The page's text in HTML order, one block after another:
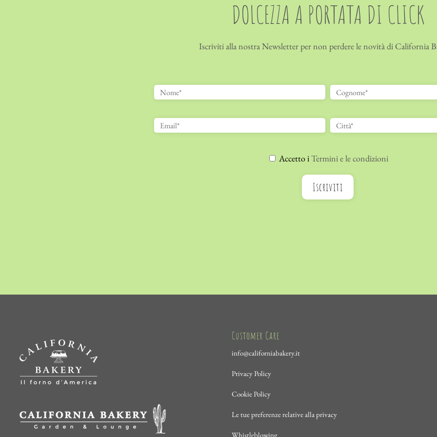
DOLCEZZA A PORTATA DI CLICK
Iscriviti alla nostra Newsletter per non perdere le novità di California
Accetto iTermini e le condizioni
Iscriviti
Customer Care
info@californiabakery.it
Privacy Policy
Cookie Policy
Le tue preferenze relative alla privacy
Whistleblowing